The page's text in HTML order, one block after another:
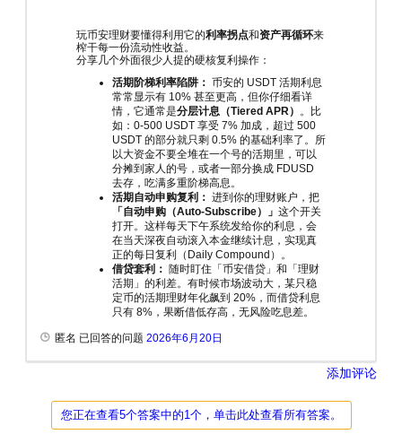
玩币安理财要懂得利用它的利率拐点和资产再循环来
榨干每一份流动性收益。
分享几个外面很少人提的硬核复利操作：
活期阶梯利率陷阱： 币安的 USDT 活期利息
常常显示有 10% 甚至更高，但你仔细看详
情，它通常是分层计息（Tiered APR） 。比
如：0-500 USDT 享受 7% 加成，超过 500
USDT 的部分就只剩 0.5% 的基础利率了。所
以大资金不要全堆在一个号的活期里，可以
分摊到家人的号，或者一部分换成 FDUSD
去存，吃满多重阶梯高息。
活期自动申购复利： 进到你的理财账户，把
「自动申购（Auto-Subscribe）」 这个开关
打开。这样每天下午系统发给你的利息，会
在当天深夜自动滚入本金继续计息，实现真
正的每日复利（Daily Compound）。
借贷套利： 随时盯住「币安借贷」和「理财
活期」的利差。有时候市场波动大，某只稳
定币的活期理财年化飙到 20%，而借贷利息
只有 8%，果断借低存高，无风险吃息差。
匿名 已回答的问题 2026年6月20日
添加评论
您正在查看5个答案中的1个，单击此处查看所有答案。